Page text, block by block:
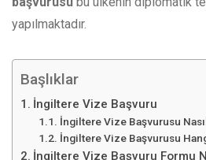
yapılmaktadır.
Başlıklar
İngiltere Vize Başvuru
İngiltere Vize Başvurusu Nasıl
İngiltere Vize Başvurusu
İngiltere Vize Başvuru Formu